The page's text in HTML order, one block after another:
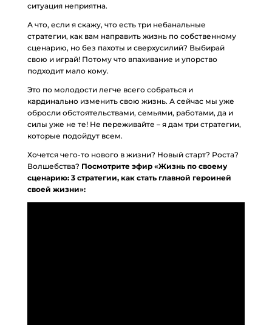
ситуация неприятна.
А что, если я скажу, что есть три небанальные
стратегии, как вам направить жизнь по собственному
сценарию, но без пахоты и сверхусилий? Выбирай
свою и играй! Потому что впахивание и упорство
подходит мало кому.
Это по молодости легче всего собраться и
кардинально изменить свою жизнь. А сейчас мы уже
обросли обстоятельствами, семьями, работами, да и
силы уже не те! Не переживайте – я дам три стратегии,
которые подойдут всем.
Хочется чего-то нового в жизни? Новый старт? Роста?
Волшебства? Посмотрите эфир «Жизнь по своему
сценарию: 3 стратегии, как стать главной героиней
своей жизни»: